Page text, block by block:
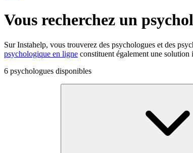
Vous recherchez un
Sur Instahelp, vous trouverez des psychologues et des
psychologique en ligne constituent également une solution
6 psychologues disponibles